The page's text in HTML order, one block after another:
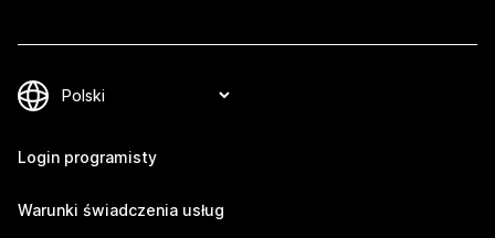
Login programisty
Warunki świadczenia usług